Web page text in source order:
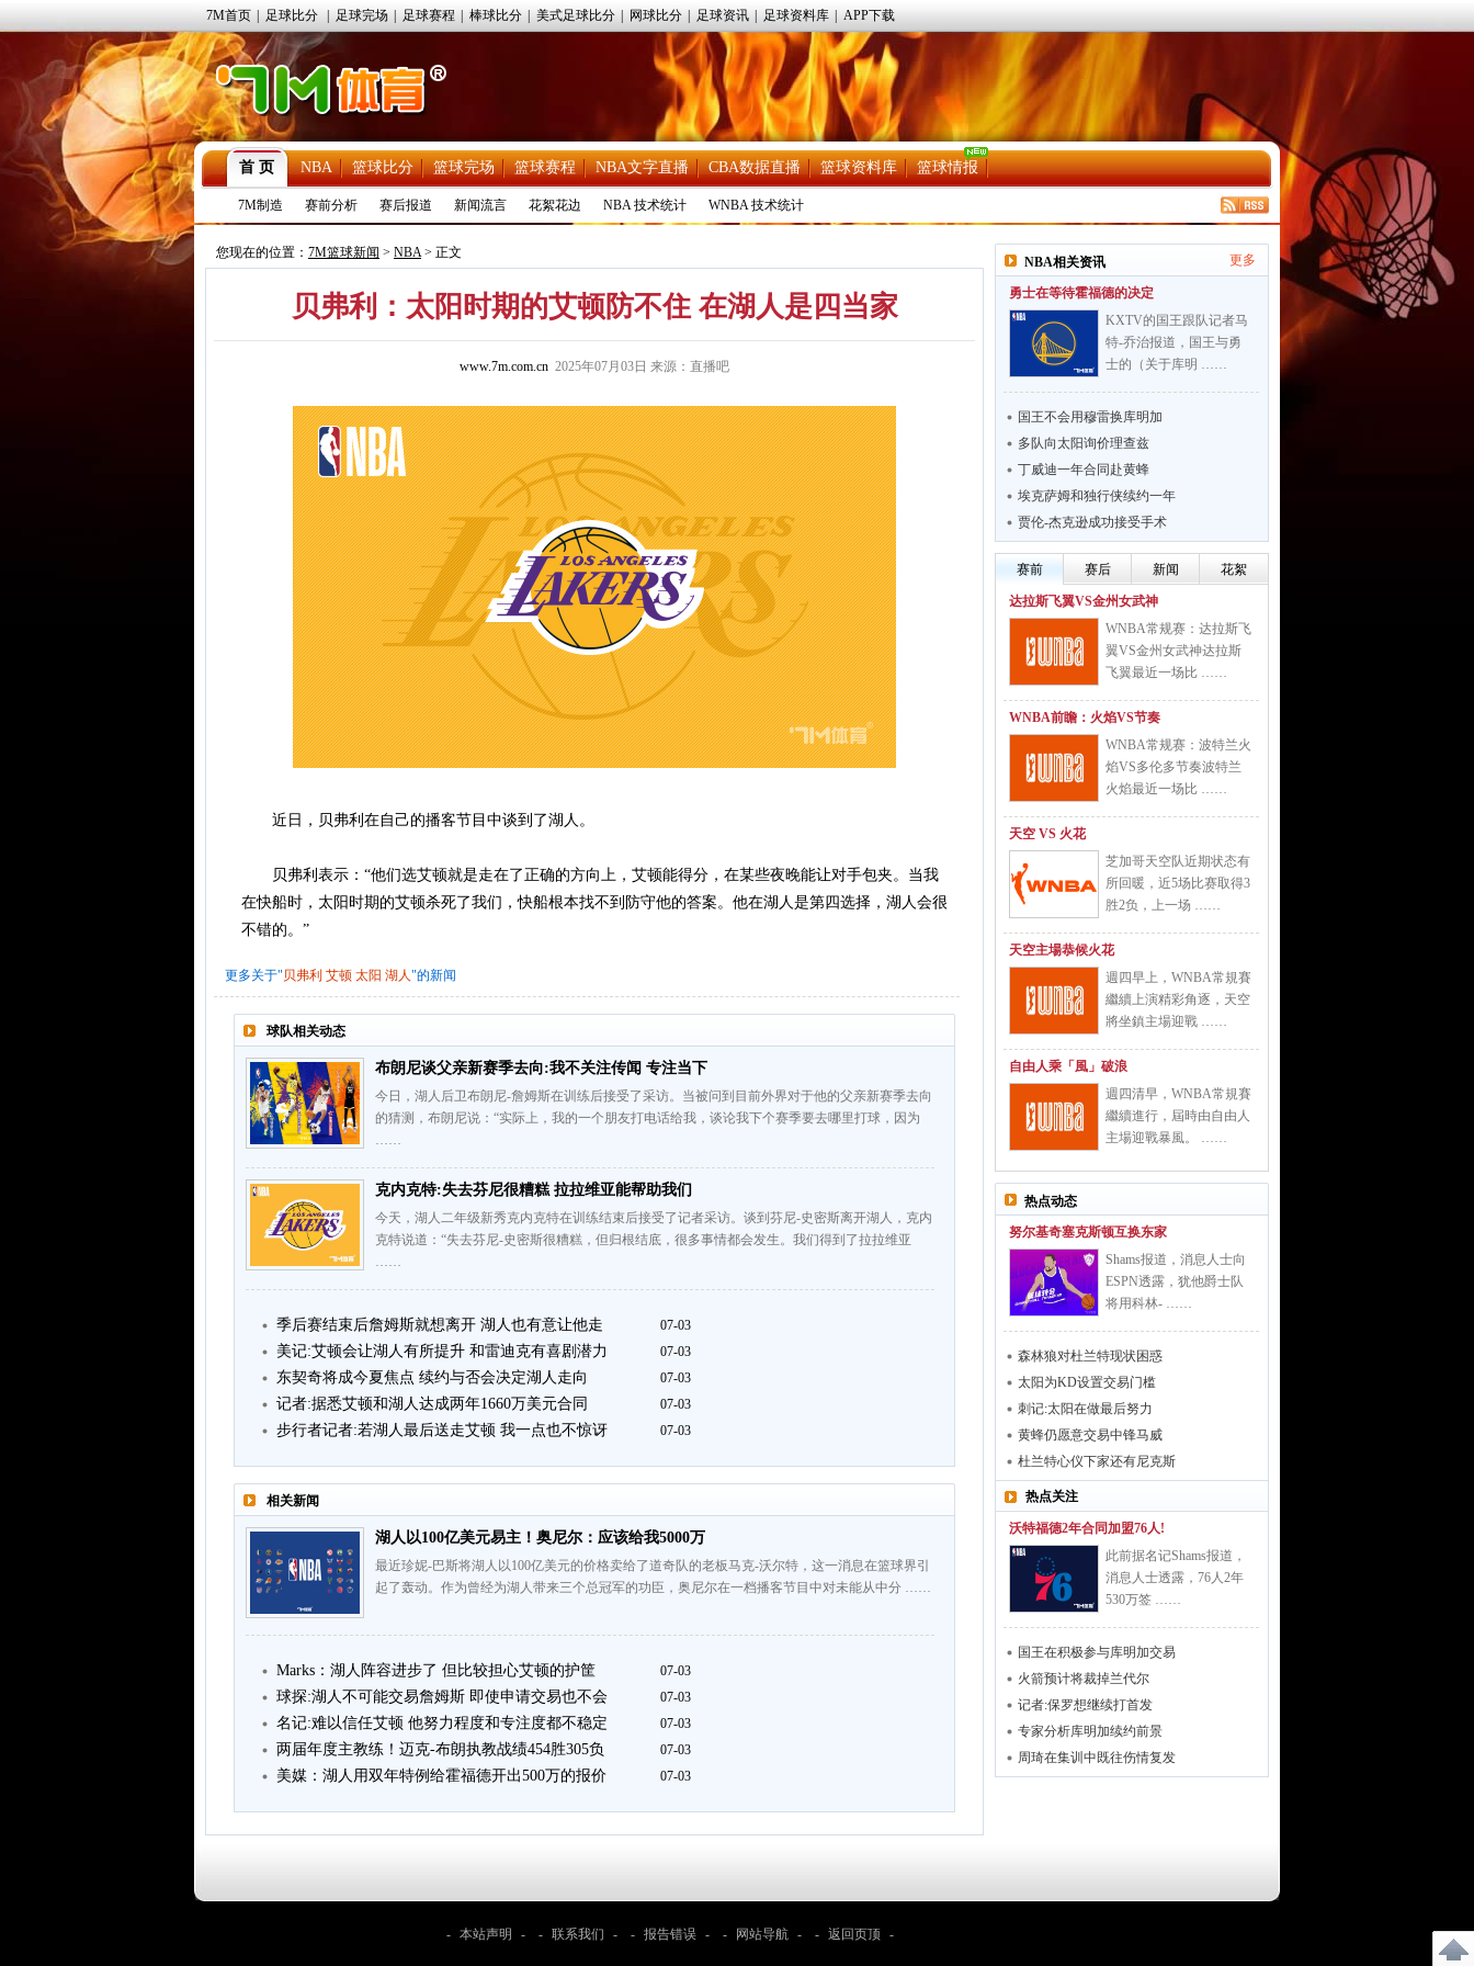
7M首页 足球比分 足球完场 足球赛程 棒球比分 美式足球比分 网球比分 足球资讯 足球资料库 APP下载
首 页 NBA 篮球比分 篮球完场 篮球赛程 NBA文字直播 CBA数据直播 篮球资料库 篮球情报
7M制造 赛前分析 赛后报道 新闻流言 花絮花边 NBA 技术统计 WNBA 技术统计
您现在的位置： 7M篮球新闻 > NBA> 正文
贝弗利：太阳时期的艾顿防不住 在湖人是四当家
www.7m.com.cn 2025年07月03日 来源：直播吧
近日，贝弗利在自己的播客节目中谈到了湖人。
贝弗利表示：“他们选艾顿就是走在了正确的方向上，艾顿能得分，在某些夜晚能让对手包夹。当我
在快船时，太阳时期的艾顿杀死了我们，快船根本找不到防守他的答案。他在湖人是第四选择，湖人会很
不错的。”
更多关于"贝弗利 艾顿 太阳 湖人"的新闻
球队相关动态
布朗尼谈父亲新赛季去向:我不关注传闻 专注当下
今日，湖人后卫布朗尼-詹姆斯在训练后接受了采访。当被问到目前外界对于他的父亲新赛季去向
的猜测，布朗尼说：“实际上，我的一个朋友打电话给我，谈论我下个赛季要去哪里打球，因为
……
克内克特:失去芬尼很糟糕 拉拉维亚能帮助我们
今天，湖人二年级新秀克内克特在训练结束后接受了记者采访。谈到芬尼-史密斯离开湖人，克内
克特说道：“失去芬尼-史密斯很糟糕，但归根结底，很多事情都会发生。我们得到了拉拉维亚
……
季后赛结束后詹姆斯就想离开 湖人也有意让他走 07-03
美记:艾顿会让湖人有所提升 和雷迪克有喜剧潜力 07-03
东契奇将成今夏焦点 续约与否会决定湖人走向 07-03
记者:据悉艾顿和湖人达成两年1660万美元合同 07-03
步行者记者:若湖人最后送走艾顿 我一点也不惊讶 07-03
相关新闻
湖人以100亿美元易主！奥尼尔：应该给我5000万
最近珍妮-巴斯将湖人以100亿美元的价格卖给了道奇队的老板马克-沃尔特，这一消息在篮球界引
起了轰动。作为曾经为湖人带来三个总冠军的功臣，奥尼尔在一档播客节目中对未能从中分 ……
Marks：湖人阵容进步了 但比较担心艾顿的护筐 07-03
球探:湖人不可能交易詹姆斯 即使申请交易也不会 07-03
名记:难以信任艾顿 他努力程度和专注度都不稳定 07-03
两届年度主教练！迈克-布朗执教战绩454胜305负 07-03
美媒：湖人用双年特例给霍福德开出500万的报价 07-03
NBA相关资讯 更多
勇士在等待霍福德的决定
KXTV的国王跟队记者马
特-乔治报道，国王与勇
士的（关于库明 ……
国王不会用穆雷换库明加
多队向太阳询价理查兹
丁威迪一年合同赴黄蜂
埃克萨姆和独行侠续约一年
贾伦-杰克逊成功接受手术
赛前 赛后 新闻 花絮
达拉斯飞翼VS金州女武神
WNBA常规赛：达拉斯飞
翼VS金州女武神达拉斯
飞翼最近一场比 ……
WNBA前瞻：火焰VS节奏
WNBA常规赛：波特兰火
焰VS多伦多节奏波特兰
火焰最近一场比 ……
天空 VS 火花
芝加哥天空队近期状态有
所回暖，近5场比赛取得3
胜2负，上一场 ……
天空主場恭候火花
週四早上，WNBA常規賽
繼續上演精彩角逐，天空
將坐鎮主場迎戰 ……
自由人乘「風」破浪
週四清早，WNBA常規賽
繼續進行，屆時由自由人
主場迎戰暴風。 ……
热点动态
努尔基奇塞克斯顿互换东家
Shams报道，消息人士向
ESPN透露，犹他爵士队
将用科林- ……
森林狼对杜兰特现状困惑
太阳为KD设置交易门槛
刺记:太阳在做最后努力
黄蜂仍愿意交易中锋马威
杜兰特心仪下家还有尼克斯
热点关注
沃特福德2年合同加盟76人!
此前据名记Shams报道，
消息人士透露，76人2年
530万签 ……
国王在积极参与库明加交易
火箭预计将裁掉兰代尔
记者:保罗想继续打首发
专家分析库明加续约前景
周琦在集训中既往伤情复发
- 本站声明 - - 联系我们 - - 报告错误 - - 网站导航 - - 返回页顶 -